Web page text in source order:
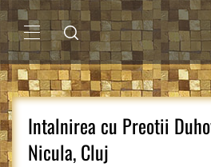
Sari
la
conținutMENIU
PRINCIPAL
Intalnirea cu Preotii
Nicula, Cluj